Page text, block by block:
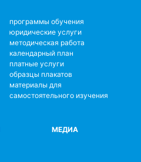
программы обучения
юридические услуги
методическая работа
календарный план
платные услуги
образцы плакатов
материалы для
самостоятельного изучения
МЕДИА